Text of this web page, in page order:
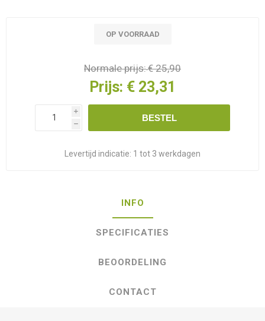
OP VOORRAAD
Normale prijs:€ 25,90
Prijs: € 23,31
i
h
BESTEL
Levertijd indicatie: 1 tot 3 werkdagen
INFO
SPECIFICATIES
BEOORDELING
CONTACT